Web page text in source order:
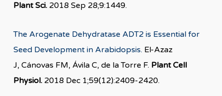
Plant Sci.2018 Sep 28;9:1449.
The Arogenate Dehydratase ADT2 is Essential for
Seed Development in Arabidopsis. El-Azaz
J, Cánovas FM, Ávila C, de la Torre F. Plant Cell
Physiol.2018 Dec 1;59(12):2409-2420.